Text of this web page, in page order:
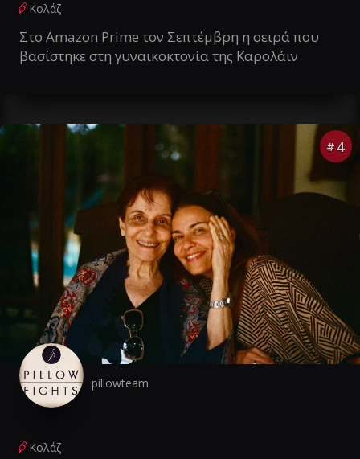
Κολάζ
Στο Amazon Prime τον Σεπτέμβρη η σειρά που
βασίστηκε στη γυναικοκτονία της Καρολάιν
# 4
pillowteam
Κολάζ